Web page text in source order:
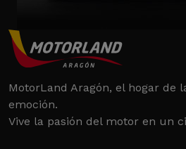
MotorLand Aragón, el hogar de
emoción.
Vive la pasión del motor en un